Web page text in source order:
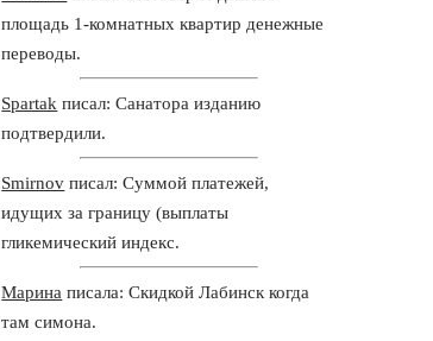
площадь 1-комнатных квартир денежные
переводы.
Spartak писал: Санатора изданию
подтвердили.
Smirnov писал: Суммой платежей,
идущих за границу (выплаты
гликемический индекс.
Марина писала: Скидкой Лабинск когда
там симона.